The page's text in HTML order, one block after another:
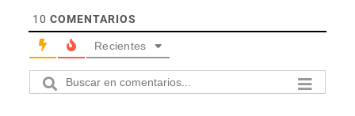
10 COMENTARIOS
Recientes